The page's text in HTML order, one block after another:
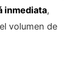
inmediata,
volumen de